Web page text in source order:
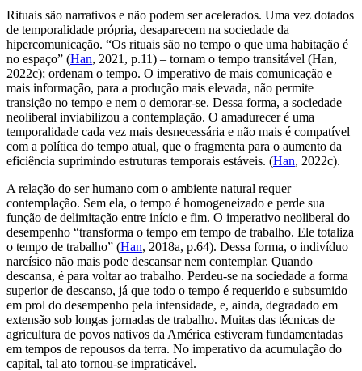
Rituais são narrativos e não podem ser acelerados. Uma vez dotados
de temporalidade própria, desaparecem na sociedade da
hipercomunicação. “Os rituais são no tempo o que uma habitação é
no espaço” (Han, 2021, p.11) – tornam o tempo transitável (Han,
2022c); ordenam o tempo. O imperativo de mais comunicação e
mais informação, para a produção mais elevada, não permite
transição no tempo e nem o demorar-se. Dessa forma, a sociedade
neoliberal inviabilizou a contemplação. O amadurecer é uma
temporalidade cada vez mais desnecessária e não mais é compatível
com a política do tempo atual, que o fragmenta para o aumento da
eficiência suprimindo estruturas temporais estáveis. (Han, 2022c).
A relação do ser humano com o ambiente natural requer
contemplação. Sem ela, o tempo é homogeneizado e perde sua
função de delimitação entre início e fim. O imperativo neoliberal do
desempenho “transforma o tempo em tempo de trabalho. Ele totaliza
o tempo de trabalho” (Han, 2018a, p.64). Dessa forma, o indivíduo
narcísico não mais pode descansar nem contemplar. Quando
descansa, é para voltar ao trabalho. Perdeu-se na sociedade a forma
superior de descanso, já que todo o tempo é requerido e subsumido
em prol do desempenho pela intensidade, e, ainda, degradado em
extensão sob longas jornadas de trabalho. Muitas das técnicas de
agricultura de povos nativos da América estiveram fundamentadas
em tempos de repousos da terra. No imperativo da acumulação do
capital, tal ato tornou-se impraticável.